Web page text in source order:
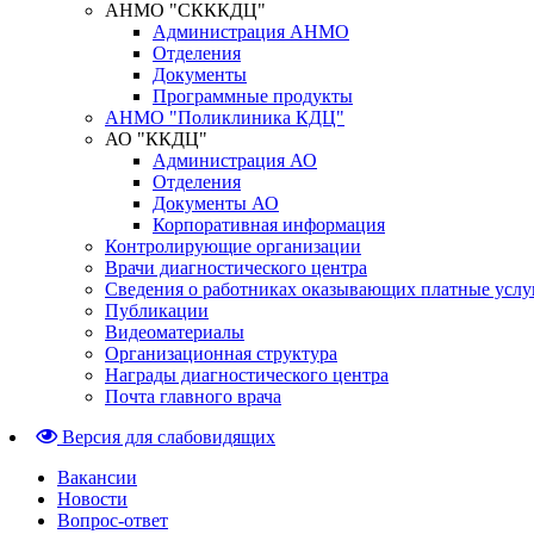
АНМО "СКККДЦ"
Администрация АНМО
Отделения
Документы
Программные продукты
АНМО "Поликлиника КДЦ"
АО "ККДЦ"
Администрация АО
Отделения
Документы АО
Корпоративная информация
Контролирующие организации
Врачи диагностического центра
Сведения о работниках оказывающих платные
Публикации
Видеоматериалы
Организационная структура
Награды диагностического центра
Почта главного врача
Версия для слабовидящих
Вакансии
Новости
Вопрос-ответ